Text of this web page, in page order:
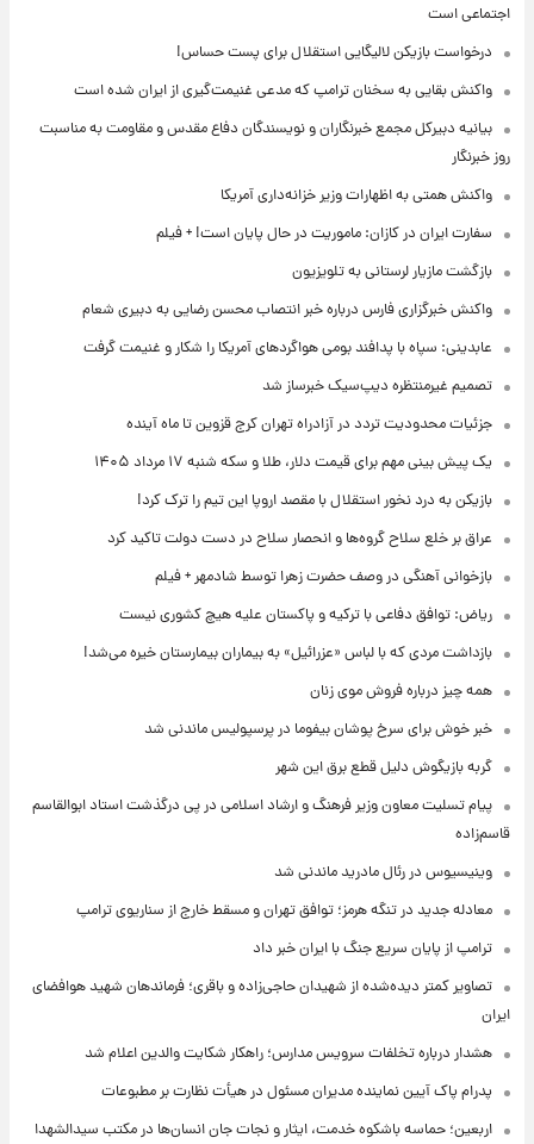
اجتماعی است
درخواست بازیکن لالیگایی استقلال برای پست حساس!
واکنش بقایی به سخنان ترامپ که مدعی غنیمت‌گیری از ایران شده است
بیانیه دبیرکل مجمع خبرنگاران و نویسندگان دفاع مقدس و مقاومت به مناسبت
روز خبرنگار
واکنش همتی به اظهارات وزیر خزانه‌داری آمریکا
سفارت ایران در کازان: ماموریت در حال پایان است! + فیلم
بازگشت مازیار لرستانی به تلویزیون
واکنش خبرگزاری فارس درباره خبر انتصاب محسن رضایی به دبیری شعام
عابدینی: سپاه با پدافند بومی هواگردهای آمریکا را شکار و غنیمت گرفت
تصمیم غیرمنتظره دیپ‌سیک خبرساز شد
جزئیات محدودیت تردد در آزادراه تهران کرج قزوین تا ماه آینده
یک پیش ‌بینی مهم برای قیمت دلار، طلا و سکه شنبه ۱۷ مرداد ۱۴۰۵
بازیکن به درد نخور استقلال با مقصد اروپا این تیم را ترک کرد!
عراق بر خلع سلاح گروه‌ها و انحصار سلاح در دست دولت تاکید کرد
بازخوانی آهنگی در وصف حضرت زهرا توسط شادمهر + فیلم
ریاض: توافق دفاعی با ترکیه و پاکستان علیه هیچ کشوری نیست
بازداشت مردی که با لباس «عزرائیل» به بیماران بیمارستان خیره می‌شد!
همه چیز درباره فروش موی زنان
خبر خوش برای سرخ پوشان بیفوما در پرسپولیس ماندنی شد
گربه بازیگوش دلیل قطع برق این شهر
پیام تسلیت معاون وزیر فرهنگ و ارشاد اسلامی در پی درگذشت استاد ابوالقاسم
قاسم‌زاده
وینیسیوس در رئال مادرید ماندنی شد
معادله جدید در تنگه هرمز؛ توافق تهران و مسقط خارج از سناریوی ترامپ
ترامپ از پایان سریع جنگ با ایران خبر داد
تصاویر کمتر دیده‌شده از شهیدان حاجی‌زاده و باقری؛ فرماندهان شهید هوافضای
ایران
هشدار درباره تخلفات سرویس مدارس؛ راهکار شکایت والدین اعلام شد
پدرام پاک آیین نماینده مدیران مسئول در هیأت نظارت بر مطبوعات
اربعین؛ حماسه باشکوه خدمت، ایثار و نجات جان انسان‌ها در مکتب سیدالشهدا